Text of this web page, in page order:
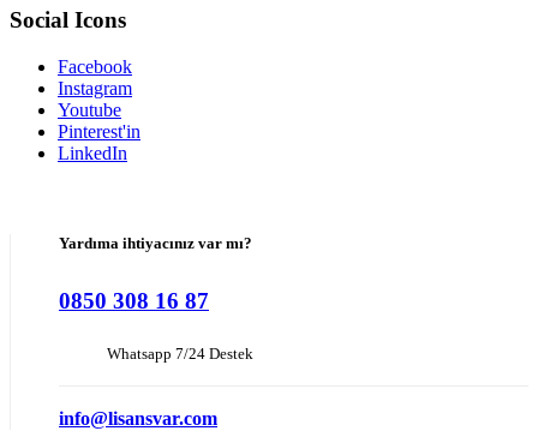
Social Icons
Facebook
Instagram
Youtube
Pinterest'in
LinkedIn
Yardıma ihtiyacınız var mı?
0850 308 16 87
Whatsapp 7/24 Destek
info@lisansvar.com